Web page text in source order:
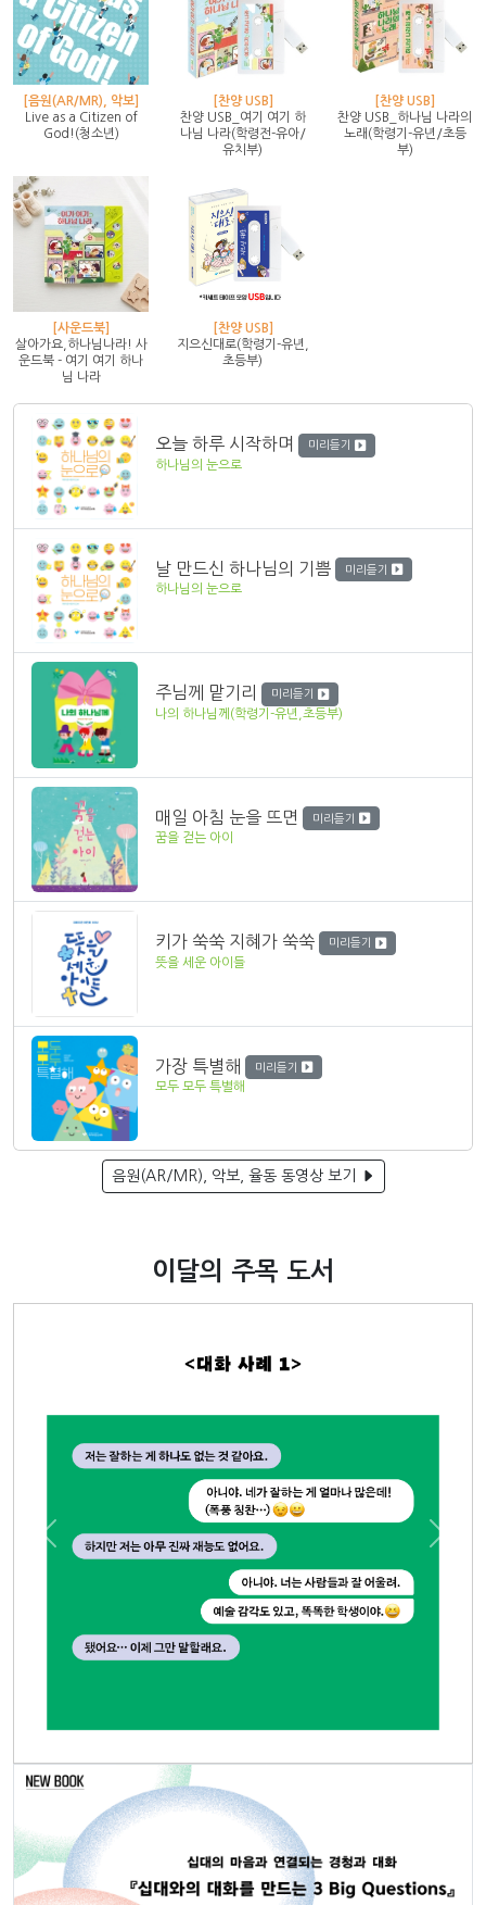
[음원(AR/MR), 악보]
Live as a Citizen of
God!(청소년)
[찬양 USB]
찬양 USB_여기 여기 하
나님 나라(학령전-유아/
유치부)
[찬양 USB]
찬양 USB_하나님 나라의
노래(학령기-유년/초등
부)
[사운드북]
살아가요,하나님나라! 사
운드북 - 여기 여기 하나
님 나라
[찬양 USB]
지으신대로(학령기-유년,
초등부)
오늘 하루 시작하며 미리듣기
하나님의 눈으로
날 만드신 하나님의 기쁨 미리듣기
하나님의 눈으로
주님께 맡기리 미리듣기
나의 하나님께(학령기-유년,초등부)
매일 아침 눈을 뜨면 미리듣기
꿈을 걷는 아이
키가 쑥쑥 지혜가 쑥쑥 미리듣기
뜻을 세운 아이들
가장 특별해 미리듣기
모두 모두 특별해
음원(AR/MR), 악보, 율동 동영상 보기
이달의 주목 도서
Previous Next